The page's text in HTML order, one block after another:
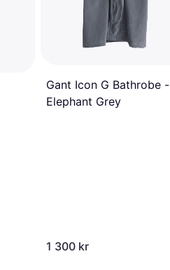
Gant Icon G Bathrobe -
Elephant Grey
1 300 kr